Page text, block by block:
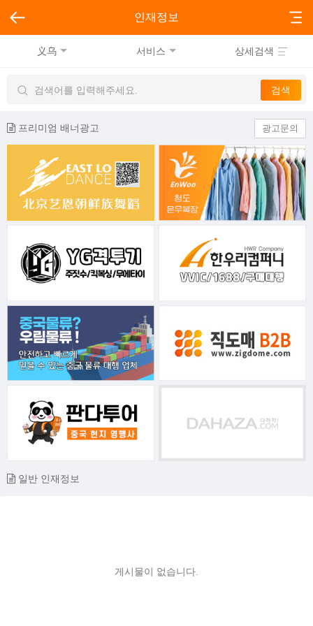
인재정보
义乌 서비스 상세검색
프리미엄 배너광고 광고문의
일반 인재정보
게시물이 없습니다.